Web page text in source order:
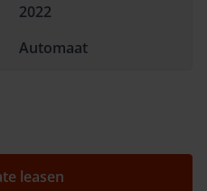
2022
Automaat
leasen